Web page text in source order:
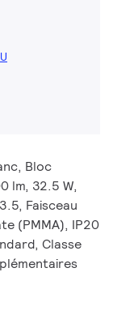
Bloc
lm, 32.5 W,
Faisceau
(PMMA), IP20
Classe